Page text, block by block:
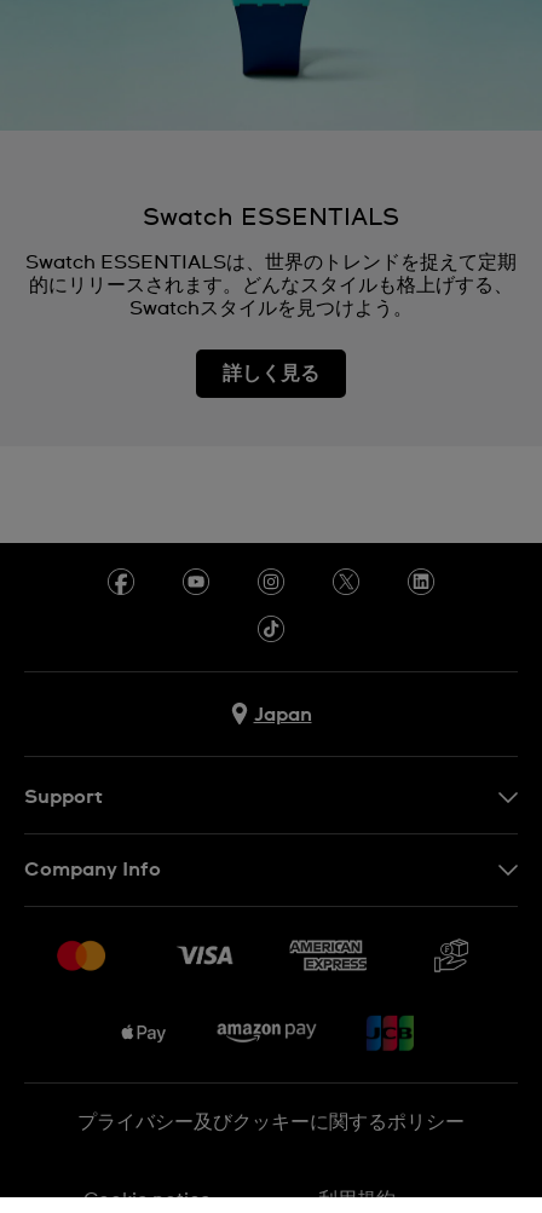
Swatch ESSENTIALS
Swatch ESSENTIALSは、世界のトレンドを捉えて定期
的にリリースされます。どんなスタイルも格上げする、
Swatchスタイルを見つけよう。
詳しく見る
Japan
Support
販売契約条件
Company Info
Swatchで働く
プライバシー及びクッキーに関するポリシー
Cookie notice 利用規約